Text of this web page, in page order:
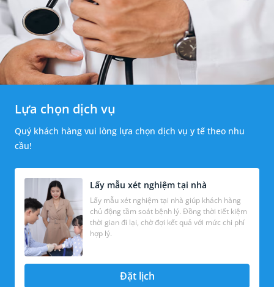
Lựa chọn dịch vụ
Quý khách hàng vui lòng lựa chọn dịch vụ y tế theo nhu
cầu!
Lấy mẫu xét nghiệm tại nhà
Lấy mẫu xét nghiệm tại nhà giúp khách hàng
chủ động tầm soát bệnh lý. Đồng thời tiết kiệm
thời gian đi lại, chờ đợi kết quả với mức chi phí
hợp lý.
Đặt lịch